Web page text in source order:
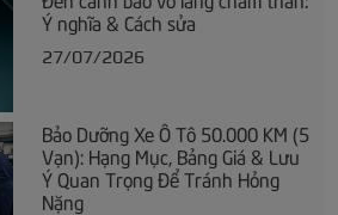
Ý nghĩa & Cách sửa
27/07/2026
Bảo Dưỡng Xe Ô Tô 50.000 KM (5
Vạn): Hạng Mục, Bảng Giá & Lưu
Ý Quan Trọng Để Tránh Hỏng
Nặng